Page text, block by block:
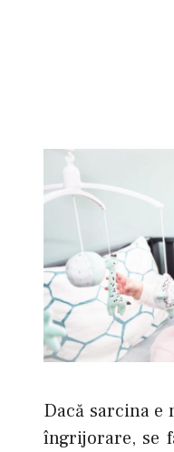
Dacă sarcina e
îngrijorare, se